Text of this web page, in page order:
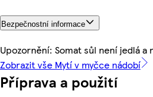
Bezpečnostní informace
Upozornění: Somat sůl není jedlá a
Zobrazit vše Mytí v myčce nádobí
Příprava a použití